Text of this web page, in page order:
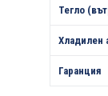
Тегло
Хладилен
Гаранция